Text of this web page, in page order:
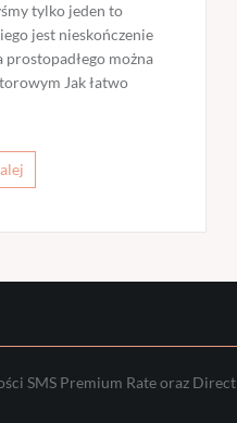
tylko jeden to
jest nieskończenie
można
Jak łatwo
SMS Premium Rate oraz Direct